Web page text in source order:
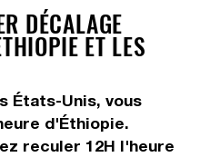
DÉCALAGE
ET LES
États-Unis, vous
d'Éthiopie.
reculer 12H l'heure